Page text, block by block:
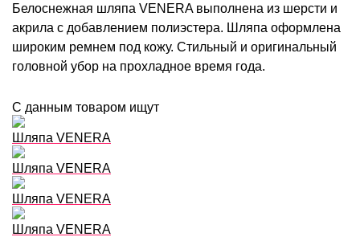
Белоснежная шляпа VENERA выполнена из шерсти и
акрила с добавлением полиэстера. Шляпа оформлена
широким ремнем под кожу. Стильный и оригинальный
головной убор на прохладное время года.
С данным товаром ищут
Шляпа VENERA
Шляпа VENERA
Шляпа VENERA
Шляпа VENERA